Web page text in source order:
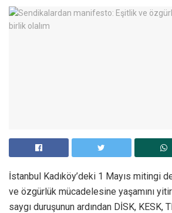
İstanbul Kadıköy’deki 1 Mayıs mitingi
ve özgürlük mücadelesine yaşamını
saygı duruşunun ardından DİSK, KESK,